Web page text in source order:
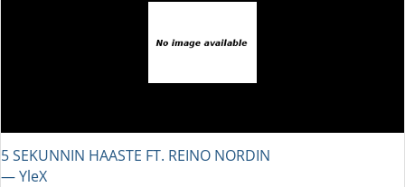
5 SEKUNNIN HAASTE FT. REINO NORDIN
― YleX